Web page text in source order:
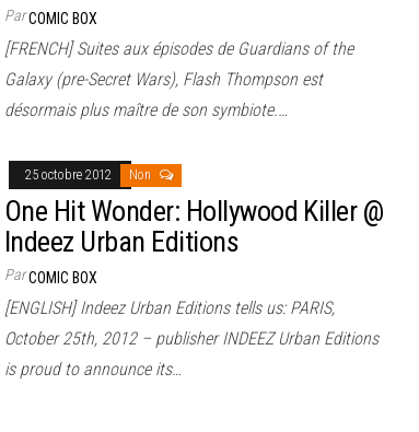
ParCOMIC BOX
[FRENCH] Suites aux épisodes de Guardians of the
Galaxy (pre-Secret Wars), Flash Thompson est
désormais plus maître de son symbiote.…
25 octobre 2012 Non
One Hit Wonder: Hollywood Killer @
Indeez Urban Editions
ParCOMIC BOX
[ENGLISH] Indeez Urban Editions tells us: PARIS,
October 25th, 2012 – publisher INDEEZ Urban Editions
is proud to announce its…